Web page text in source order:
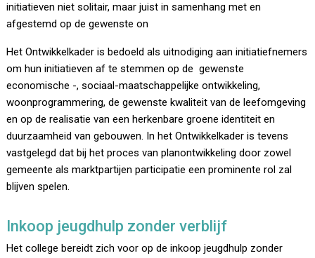
initiatieven niet solitair, maar juist in samenhang met en
afgestemd op de gewenste on
Het Ontwikkelkader is bedoeld als uitnodiging aan initiatiefnemers
om hun initiatieven af te stemmen op de gewenste
economische -, sociaal-maatschappelijke ontwikkeling,
woonprogrammering, de gewenste kwaliteit van de leefomgeving
en op de realisatie van een herkenbare groene identiteit en
duurzaamheid van gebouwen. In het Ontwikkelkader is tevens
vastgelegd dat bij het proces van planontwikkeling door zowel
gemeente als marktpartijen participatie een prominente rol zal
blijven spelen.
Inkoop jeugdhulp zonder verblijf
Het college bereidt zich voor op de inkoop jeugdhulp zonder